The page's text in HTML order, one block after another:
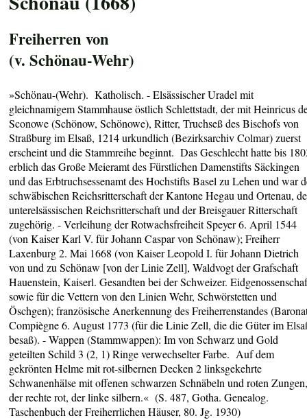
Freiherren von
(v. Schönau-Wehr)
»Schönau-(Wehr).Katholisch. - Elsässischer Uradel mit
gleichnamigem Stammhause östlich Schlettstadt, der mit Heinricus
Sconowe (Schönow, Schönowe), Ritter, Truchseß des Bischofs von
Straßburg im Elsaß, 1214 urkundlich (Bezirksarchiv Colmar) zuerst
erscheint und die Stammreihe beginnt. Das Geschlecht hatte bis
erblich das Große Meieramt des Fürstlichen Damenstifts Säckingen
und das Erbtruchsessenamt des Hochstifts Basel zu Lehen und war
schwäbischen Reichsritterschaft der Kantone Hegau und Ortenau,
unterelsässischen Reichsritterschaft und der Breisgauer Ritterschaft
zugehörig. - Verleihung der Rotwachsfreiheit Speyer 6. April 1544
(von Kaiser Karl V. für Johann Caspar von Schönaw); Freiherr
Laxenburg 2. Mai 1668 (von Kaiser Leopold I. für Johann Dietrich
von und zu Schönaw [von der Linie Zell], Waldvogt der Grafschaft
Hauenstein, Kaiserl. Gesandten bei der Schweizer.
sowie für die Vettern von den Linien Wehr, Schwörstetten und
Öschgen); französische Anerkennung des Freiherrenstandes
Compiègne 6. August 1773 (für die Linie Zell, die die Güter im
besaß). - Wappen (Stammwappen):Im von Schwarz und Gold
geteilten Schild 3 (2, 1) Ringe verwechselter Farbe. Auf dem
gekrönten Helme mit rot-silbernen Decken 2 linksgekehrte
Schwanenhälse mit offenen schwarzen Schnäbeln und roten
der rechte rot, der linke silbern.« (S. 487, Gotha. Genealog.
Taschenbuch der Freiherrlichen Häuser, 80. Jg. 1930)